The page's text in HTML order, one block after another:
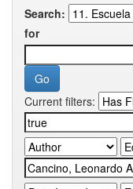
Search:
for
Current filters: